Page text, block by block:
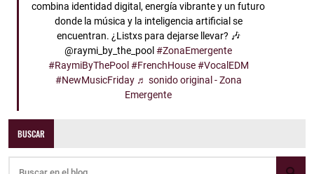
combina identidad digital, energía vibrante y un futuro
donde la música y la inteligencia artificial se
encuentran. ¿Listxs para dejarse llevar? 🎶
@raymi_by_the_pool#ZonaEmergente
#RaymiByThePool #FrenchHouse #VocalEDM
#NewMusicFriday ♬ sonido original - Zona
Emergente
BUSCAR